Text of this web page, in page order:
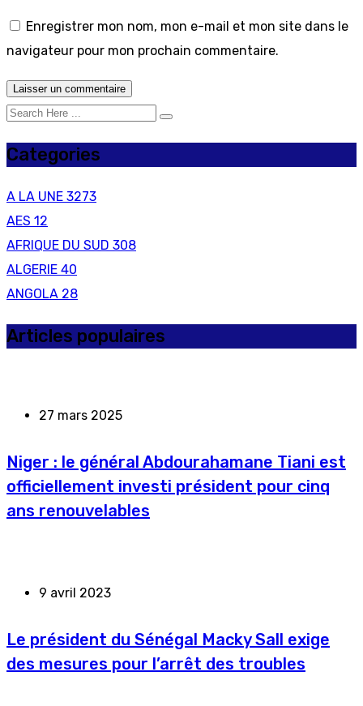
Enregistrer mon nom, mon e-mail et mon site dans le
navigateur pour mon prochain commentaire.
Categories
A LA UNE 3273
AES 12
AFRIQUE DU SUD 308
ALGERIE 40
ANGOLA 28
Articles populaires
27 mars 2025
Niger : le général Abdourahamane Tiani est
officiellement investi président pour cinq
ans renouvelables
9 avril 2023
Le président du Sénégal Macky Sall exige
des mesures pour l’arrêt des troubles